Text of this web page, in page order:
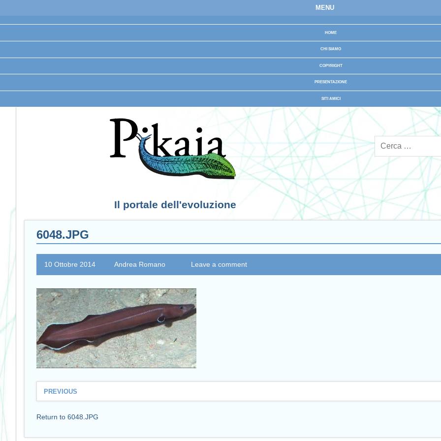
MENU
HOME
CHI SIAMO
COPYRIGHT
PRESENTAZIONE
SITI AMICI
Il portale dell'evoluzione
6048.JPG
10 Ottobre 2014 Andrea Romano Leave a comment
PREVIOUS
Return to 6048.JPG